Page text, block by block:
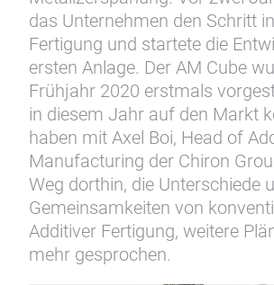
das Unternehmen den Schritt
Fertigung und startete die
ersten Anlage. Der AM Cube
Frühjahr 2020 erstmals
in diesem Jahr auf den Markt
haben mit Axel Boi, Head of
Manufacturing der Chiron
Weg dorthin, die Unterschiede
Gemeinsamkeiten von
Additiver Fertigung, weitere
mehr gesprochen.